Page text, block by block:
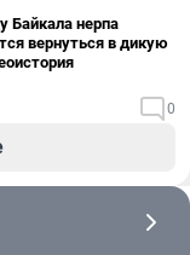
Байкала нерпа
вернуться в дикую
0